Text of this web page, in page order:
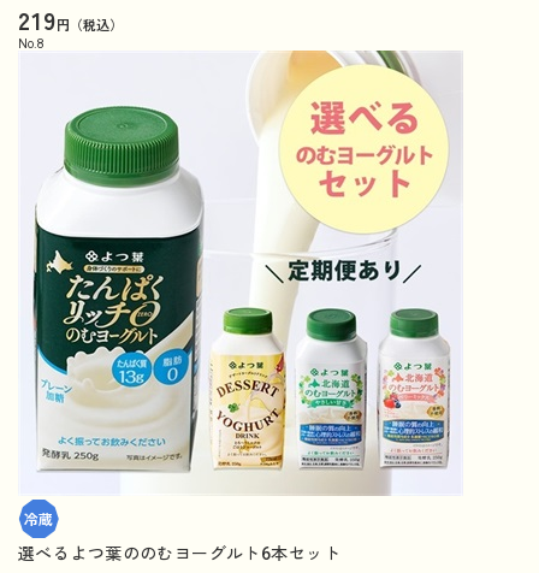
219円（税込）
No. 8
選べるよつ葉ののむヨーグルト6本セット